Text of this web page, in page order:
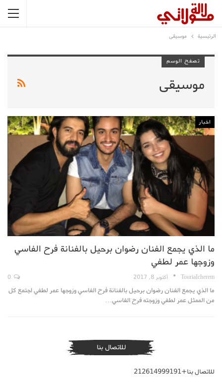
الرئيسية موسيقى
تصفح الوسم
موسيقى
اخبار
ما الذي يجمع الفنان رضوان برحيل بالفنانة فرح الفاسي
وزوجها عمر لطفي
TouriaIcherem أكتوبر 8, 2017
ما الذي يجمع الفنان رضوان برحيل بالفنانة فرح الفاسي وزوجها عمر لطفي اجتمع كل
من الممثل عمر لطفي وزوجته فرح الفاسي…
للاتصال بنا
للاتصال بنا+212614999191